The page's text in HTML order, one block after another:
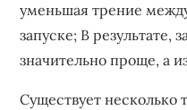
уменьшая трение
запуске; В результате,
значительно проще, а
Существует несколько